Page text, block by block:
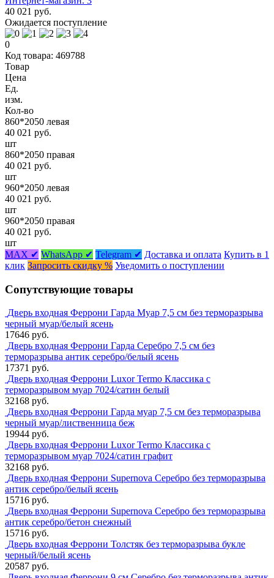
40 021 руб.
Ожидается поступление
0
Код товара: 469788
Товар
Цена
Ед.
изм.
Кол-во
860*2050 левая
40 021 руб.
шт
860*2050 правая
40 021 руб.
шт
960*2050 левая
40 021 руб.
шт
960*2050 правая
40 021 руб.
шт
MAX ✔ WhatsApp ✔ Telegram ✔ Доставка и оплата Купить в 1
клик Запросить скидку % Уведомить о поступлении
Сопутствующие товары
Дверь входная Феррони Гарда Муар 7,5 см без терморазрыва
черный муар/белый ясень
17646 руб.
Дверь входная Феррони Гарда Серебро 7,5 см без
терморазрыва антик серебро/белый ясень
17371 руб.
Дверь входная Феррони Luxor Termo Классика с
терморазрывом муар 7024/сатин белый
32168 руб.
Дверь входная Феррони Гарда муар 7,5 см без терморазрыва
черный муар/лиственница беж
19944 руб.
Дверь входная Феррони Luxor Termo Классика с
терморазрывом муар 7024/сатин графит
32168 руб.
Дверь входная Феррони Supernova Серебро без терморазрыва
антик серебро/белый ясень
15716 руб.
Дверь входная Феррони Supernova Серебро без терморазрыва
антик серебро/бетон снежный
15716 руб.
Дверь входная Феррони Толстяк без терморазрыва букле
черный/белый ясень
20587 руб.